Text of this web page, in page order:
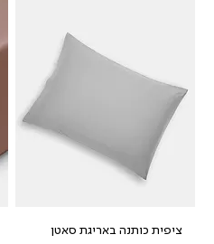
ציפית כותנה באריגת סאטן